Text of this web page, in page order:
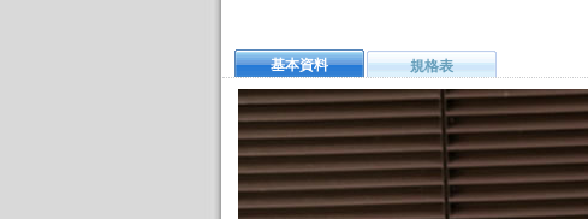
基本資料 規格表